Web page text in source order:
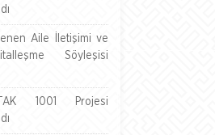
Aile İletişimi ve
Söyleşisi
1001 Projesi